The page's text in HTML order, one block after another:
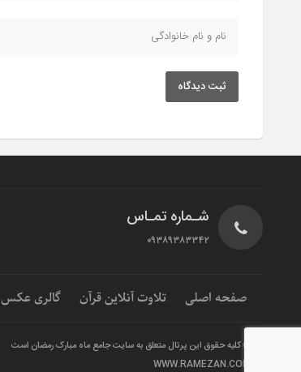
ثبت دیدگاه
شـماره تمـاس
۰۹۳۸۹۳۸۳۳۴۲
صفحه اصلی تلاوت آنلاین قرآن گالری عکس
© کلیه حقوق این پرتال متعلق به سایت جامع ماه مبارک رمضان است
WWW.RAMEZAN.COM